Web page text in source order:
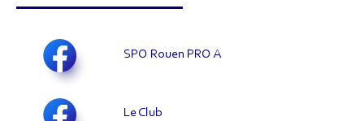
SPO Rouen PRO A
Le Club